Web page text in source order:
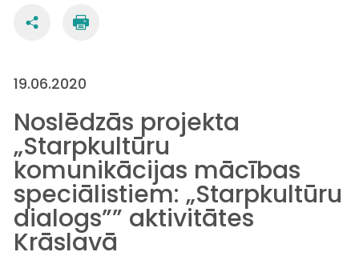
19.06.2020
Noslēdzās projekta
„Starpkultūru
komunikācijas mācības
speciālistiem: „Starpkultūru
dialogs”” aktivitātes
Krāslavā